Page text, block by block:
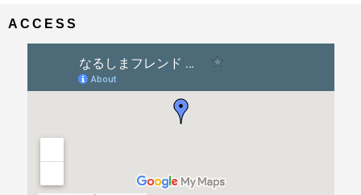
ゲACCESS